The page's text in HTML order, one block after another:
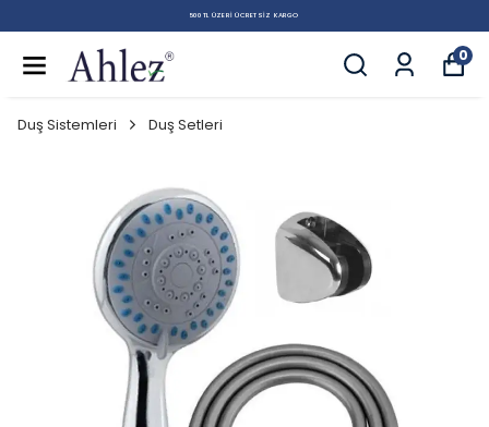
500 TL ÜZERI ÜCRETSIZ KARGO
0
Duş Sistemleri Duş Setleri